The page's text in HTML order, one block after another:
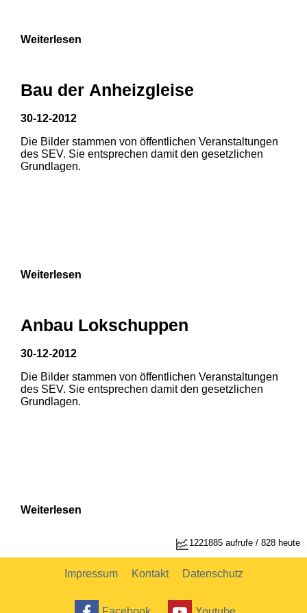
1 2
2
Weiterlesen
Bau der Anheizgleise
30-12-2012
Die Bilder stammen von öffentlichen Veranstaltungen
des SEV. Sie entsprechen damit den gesetzlichen
Grundlagen.
Weiterlesen
Anbau Lokschuppen
30-12-2012
Die Bilder stammen von öffentlichen Veranstaltungen
des SEV. Sie entsprechen damit den gesetzlichen
Grundlagen.
Weiterlesen
1221885 aufrufe / 828 heute
Impressum Kontakt Datenschutz